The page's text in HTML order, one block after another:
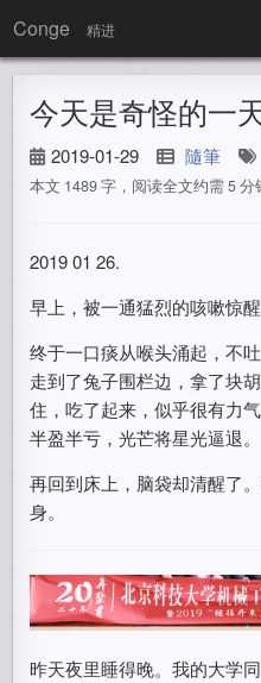
Conge 精进
今天是奇怪的一
2019-01-29 隨筆
本文 1489 字，阅读全文约需 5 分
2019 01 26.
早上，被一通猛烈的咳嗽惊
终于一口痰从喉头涌起，不
走到了兔子围栏边，拿了块
住，吃了起来，似乎很有力
半盈半亏，光芒将星光逼退。
再回到床上，脑袋却清醒了
身。
昨天夜里睡得晚。我的大学